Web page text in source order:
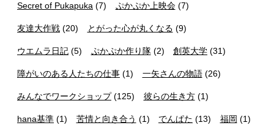
Secret of Pukapuka (7) ぷかぷか上映会(7)
友達大作戦 (20) とがった心が丸くなる (9)
ウエムラ日記 (5) ぷかぷか作り隊(2) 創英大学 (31)
障がいのある人たちの仕事 (1) 一矢さんの物語(26)
みんなでワークショップ(125) 彼らの生き方(1)
hana基準 (1) 苦情と向き合う (1) でんぱた (13) 福岡 (1)